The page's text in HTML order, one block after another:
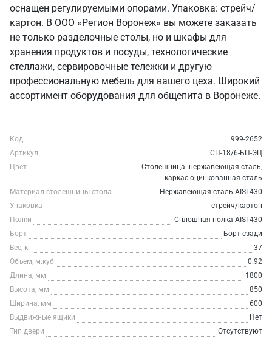
оснащен регулируемыми опорами. Упаковка: стрейч/
картон. В ООО «Регион Воронеж» вы можете заказать
не только разделочные столы, но и шкафы для
хранения продуктов и посуды, технологические
стеллажи, сервировочные тележки и другую
профессиональную мебель для вашего цеха. Широкий
ассортимент оборудования для общепита в Воронеже.
Код
999-2652
Артикул
СП-18/6-БП-ЭЦ
Цвет
Столешница- нержавеющая сталь,
каркас-оцинкованная сталь
Материал столешницы стола
Нержавеющая сталь AISI 430
Упаковка
стрейч/картон
Полки
Сплошная полка AISI 430
Борт
Борт сзади
Вес, кг
37
Объем, м.куб
0.92
Длина, мм
1800
Высота, мм
850
Ширина, мм
600
Выдвижные ящики
Нет
Тип двери
Отсутствуют